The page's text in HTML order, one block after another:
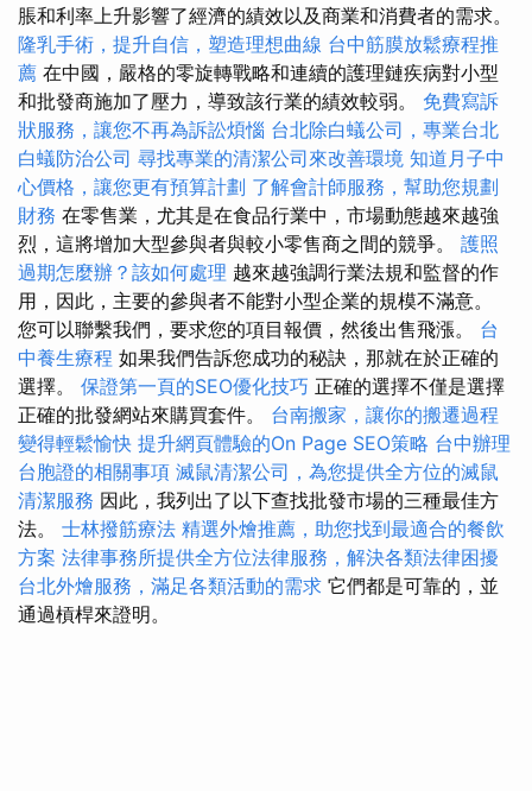
脹和利率上升影響了經濟的績效以及商業和消費者的需求。
隆乳手術，提升自信，塑造理想曲線 台中筋膜放鬆療程推
薦 在中國，嚴格的零旋轉戰略和連續的護理鏈疾病對小型
和批發商施加了壓力，導致該行業的績效較弱。 免費寫訴
狀服務，讓您不再為訴訟煩惱 台北除白蟻公司，專業台北
白蟻防治公司 尋找專業的清潔公司來改善環境 知道月子中
心價格，讓您更有預算計劃 了解會計師服務，幫助您規劃
財務 在零售業，尤其是在食品行業中，市場動態越來越強
烈，這將增加大型參與者與較小零售商之間的競爭。 護照
過期怎麼辦？該如何處理 越來越強調行業法規和監督的作
用，因此，主要的參與者不能對小型企業的規模不滿意。
您可以聯繫我們，要求您的項目報價，然後出售飛漲。 台
中養生療程 如果我們告訴您成功的秘訣，那就在於正確的
選擇。 保證第一頁的SEO優化技巧 正確的選擇不僅是選擇
正確的批發網站來購買套件。 台南搬家，讓你的搬遷過程
變得輕鬆愉快 提升網頁體驗的On Page SEO策略 台中辦理
台胞證的相關事項 滅鼠清潔公司，為您提供全方位的滅鼠
清潔服務 因此，我列出了以下查找批發市場的三種最佳方
法。 士林撥筋療法 精選外燴推薦，助您找到最適合的餐飲
方案 法律事務所提供全方位法律服務，解決各類法律困擾
台北外燴服務，滿足各類活動的需求 它們都是可靠的，並
通過槓桿來證明。